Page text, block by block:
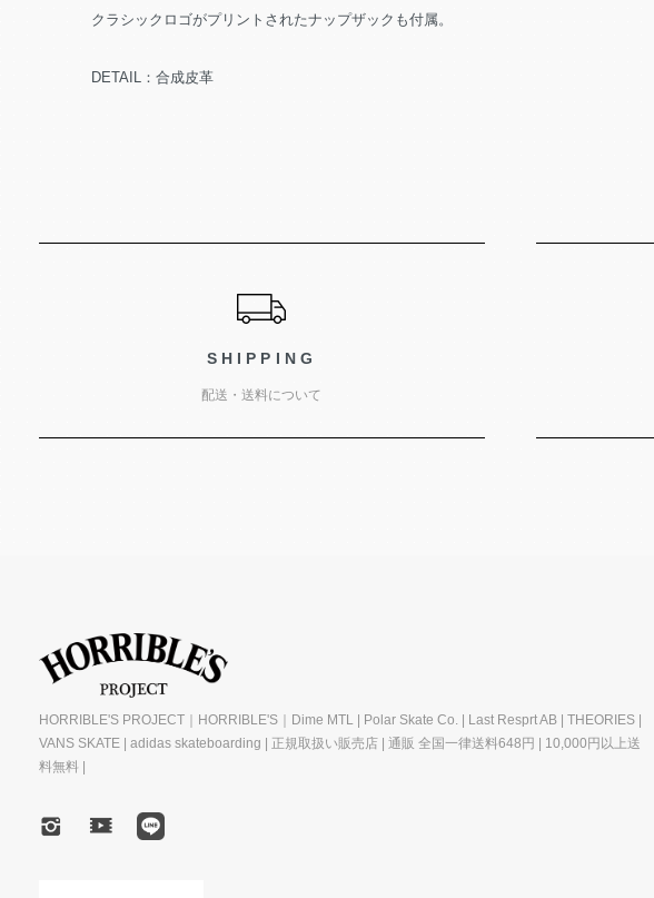
クラシックロゴがプリントされたナップザックも付属。
DETAIL：合成皮革
SHIPPING
配送・送料について
HORRIBLE'S PROJECT｜HORRIBLE'S｜Dime MTL | Polar Skate Co. | Last Resprt AB | THEORIES |
VANS SKATE | adidas skateboarding | 正規取扱い販売店 | 通販 全国一律送料648円 | 10,000円以上送
料無料 |